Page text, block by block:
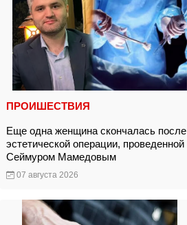
ПРОИШЕСТВИЯ
Еще одна женщина скончалась после
эстетической операции, проведенной
Сеймуром Мамедовым
07 августа 2026